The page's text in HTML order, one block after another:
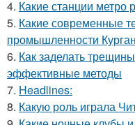
4. Какие станции метро
5. Какие современные
промышленности
6. Как заделать
эффективные методы
7. Headlines:
8. Какую роль играла